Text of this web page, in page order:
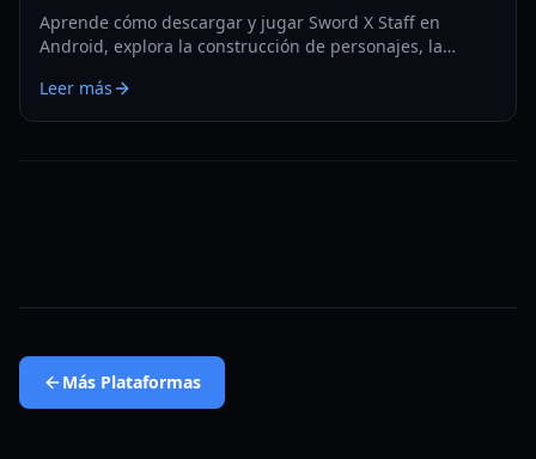
Aprende cómo descargar y jugar Sword X Staff en
Android, explora la construcción de personajes, la
RPG único.
Leer más
Más Plataformas